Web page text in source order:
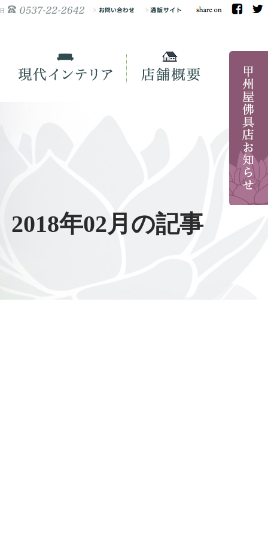
2018年02月の記事